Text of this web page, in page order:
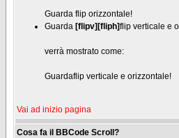
Guarda flip orizzontale!
Guarda [flipv][fliph]flip verticale e
verrà mostrato come:
Guardaflip verticale e orizzontale!
Vai ad inizio pagina
Cosa fa il BBCode Scroll?